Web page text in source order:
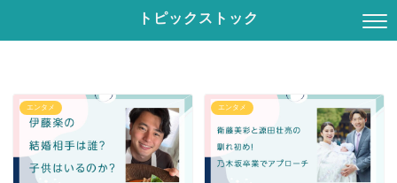
トピックストック
エンタメ エンタメ